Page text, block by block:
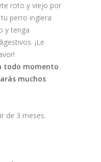
roto y viejo por
perro ingiera
y tenga
¡Le
todo momento
muchos
de 3 meses.